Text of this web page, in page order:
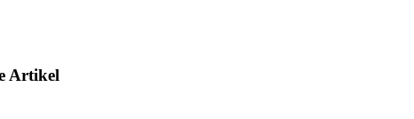
Artikel